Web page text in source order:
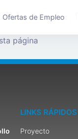
Ofertas de Empleo
página
LINKS RÁPIDOS
Proyecto